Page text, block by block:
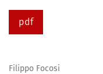
pdf
Filippo Focosi